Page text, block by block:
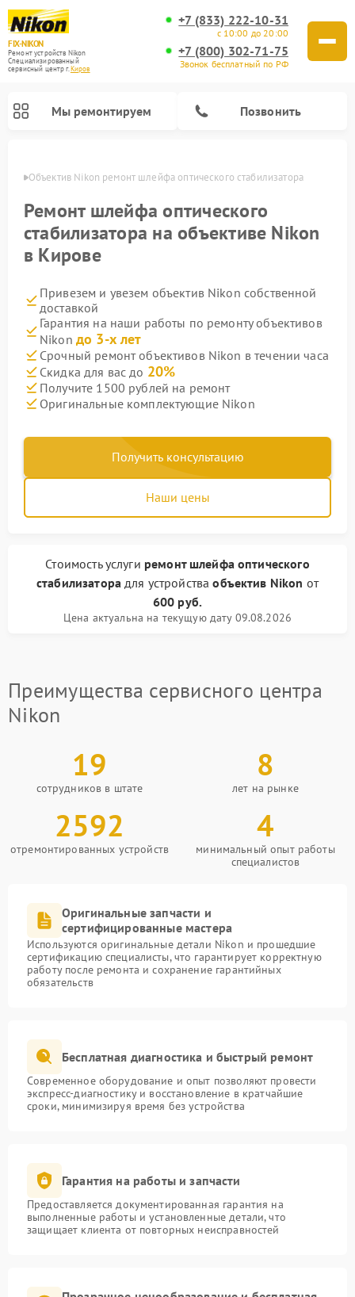
FIX-NIKON
Ремонт устройств Nikon
Специализированный
cервисный центр г.Киров
+7 (833) 222-10-31
с 10:00 до 20:00
+7 (800) 302-71-75
Звонок бесплатный по РФ
Мы ремонтируем Позвонить
Объектив Nikon ремонт шлейфа оптического стабилизатора
Ремонт шлейфа оптического
стабилизатора на объективе Nikon
в Кирове
Привезем и увезем объектив Nikon собственной
доставкой
Гарантия на наши работы по ремонту объективов
Nikon до 3-х лет
Срочный ремонт объективов Nikon в течении часа
Скидка для вас до 20%
Получите 1500 рублей на ремонт
Оригинальные комплектующие Nikon
Получить консультацию
Наши цены
Стоимость услуги ремонт шлейфа оптического
стабилизаторадля устройстваобъектив Nikon от
600 руб.
Цена актуальна на текущую дату 09.08.2026
Преимущества сервисного центра
Nikon
19
сотрудников в штате
8
лет на рынке
2592
отремонтированных устройств
4
минимальный опыт работы
специалистов
Оригинальные запчасти и
сертифицированные мастера
Используются оригинальные детали Nikon и прошедшие
сертификацию специалисты, что гарантирует корректную
работу после ремонта и сохранение гарантийных
обязательств
Бесплатная диагностика и быстрый ремонт
Современное оборудование и опыт позволяют провести
экспресс-диагностику и восстановление в кратчайшие
сроки, минимизируя время без устройства
Гарантия на работы и запчасти
Предоставляется документированная гарантия на
выполненные работы и установленные детали, что
защищает клиента от повторных неисправностей